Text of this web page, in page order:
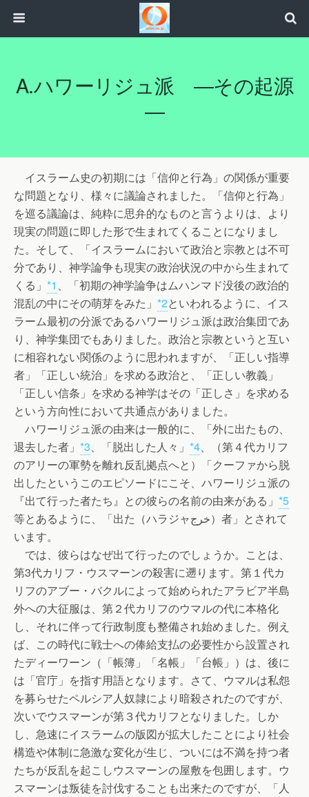
A.ハワーリジュ派 ―その起源
―
イスラーム史の初期には「信仰と行為」の関係が重要
な問題となり、様々に議論されました。「信仰と行為」
を巡る議論は、純粋に思弁的なものと言うよりは、より
現実の問題に即した形で生まれてくることになりまし
た。そして、「イスラームにおいて政治と宗教とは不可
分であり、神学論争も現実の政治状況の中から生まれて
くる」 *1 、「初期の神学論争はムハンマド没後の政治的
混乱の中にその萌芽をみた」 *2といわれるように、イス
ラーム最初の分派であるハワーリジュ派は政治集団であ
り、神学集団でもありました。政治と宗教というと互い
に相容れない関係のように思われますが、「正しい指導
者」「正しい統治」を求める政治と、「正しい教義」
「正しい信条」を求める神学はその「正しさ」を求める
という方向性において共通点がありました。
ハワーリジュ派の由来は一般的に、「外に出たもの、
退去した者」 *3、「脱出した人々」 *4、（第４代カリフ
のアリーの軍勢を離れ反乱拠点へと）「クーファから脱
出したというこのエピソードにこそ、ハワーリジュ派の
『出て行った者たち』との彼らの名前の由来がある」 *5
等とあるように、「出た（ハラジャخرج）者」とされて
います。
では、彼らはなぜ出て行ったのでしょうか。ことは、
第3代カリフ・ウスマーンの殺害に遡ります。第１代カ
リフのアブー・バクルによって始められたアラビア半島
外への大征服は、第２代カリフのウマルの代に本格化
し、それに伴って行政制度も整備され始めました。例え
ば、この時代に戦士への俸給支払の必要性から設置され
たディーワーン（「帳簿」「名帳」「台帳」）は、後に
は「官庁」を指す用語となります。さて、ウマルは私怨
を募らせたペルシア人奴隷により暗殺されたのですが、
次いでウスマーンが第３代カリフとなりました。しか
し、急速にイスラームの版図が拡大したことにより社会
構造や体制に急激な変化が生じ、ついには不満を持つ者
たちが反乱を起こしウスマーンの屋敷を包囲します。ウ
スマーンは叛徒を討伐することも出来たのですが、「人